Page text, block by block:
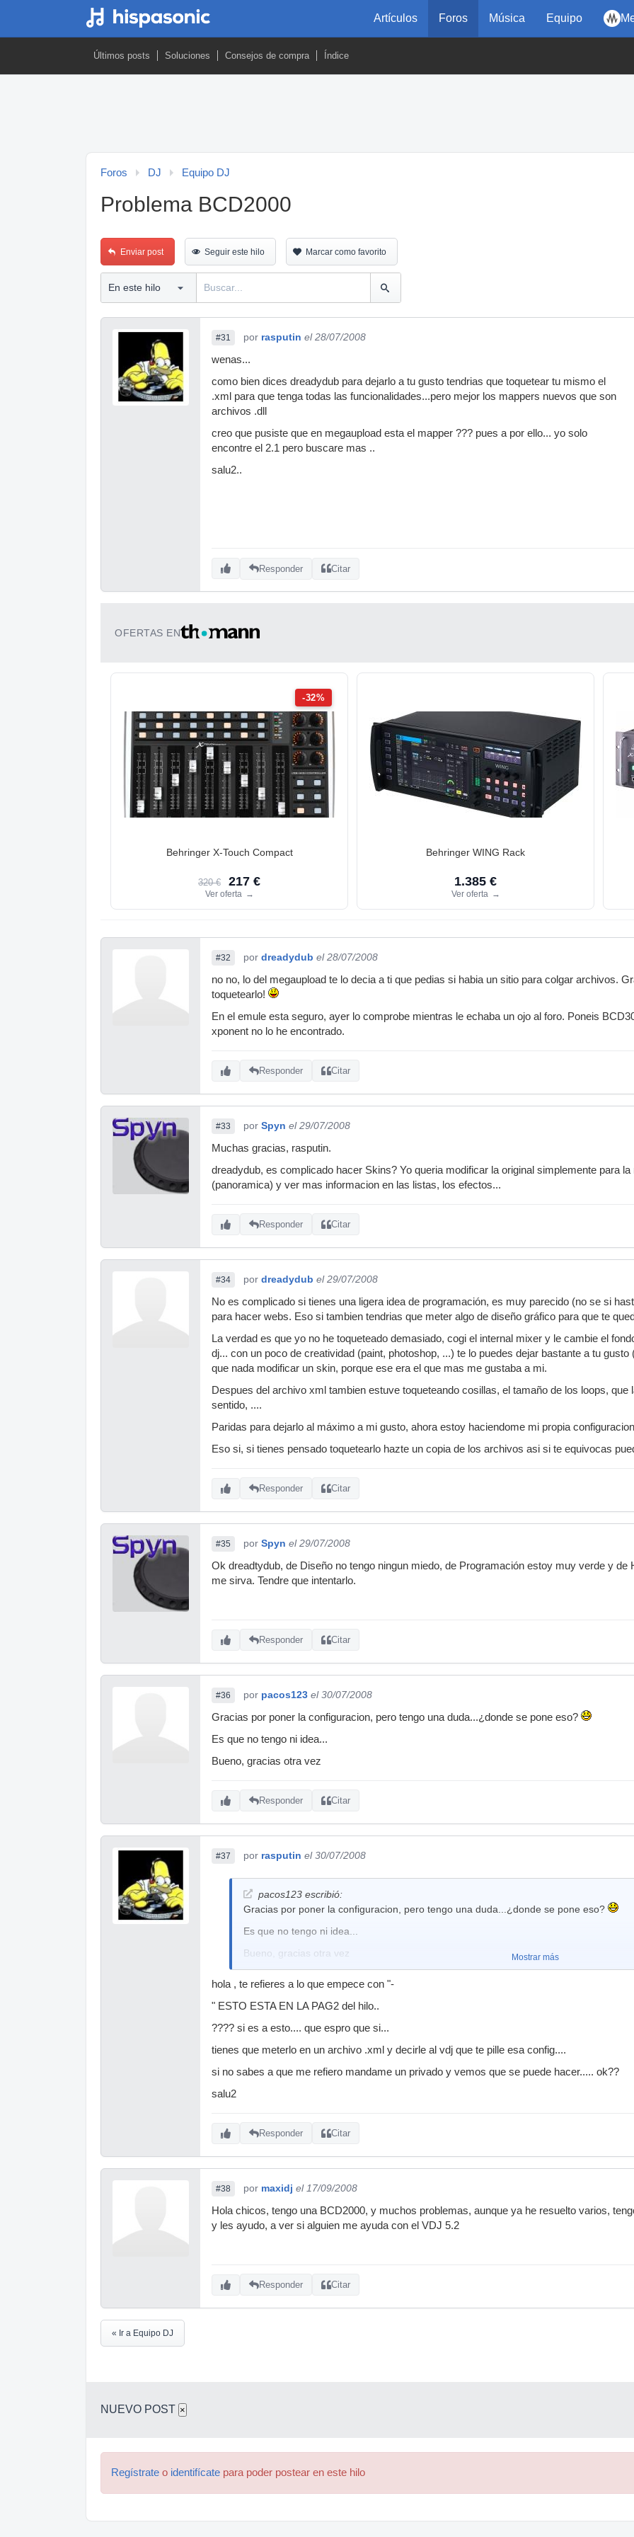
Artículos Foros Música Equipo
Últimos posts Soluciones Consejos de compra Índice
Foros DJ Equipo DJ
Problema BCD2000
Enviar post Seguir este hilo Marcar como favorito
#31 por rasputin el 28/07/2008
wenas...
como bien dices dreadydub para dejarlo a tu gusto tendrias que toquetear tu mismo el
.xml para que tenga todas las funcionalidades...pero mejor los mappers nuevos que son
archivos .dll
creo que pusiste que en megaupload esta el mapper ??? pues a por ello... yo solo
encontre el 2.1 pero buscare mas ..
salu2..
Responder Citar
OFERTAS EN
-32%
Behringer X-Touch Compact
320 € 217 €
Ver oferta →
Behringer WING Rack
1.385 €
Ver oferta →
#32 por dreadydub el 28/07/2008
no no, lo del megaupload te lo decia a ti que pedias si habia un sitio para colgar archivos.
toquetearlo!
En el emule esta seguro, ayer lo comprobe mientras le echaba un ojo al foro. Poneis
xponent no lo he encontrado.
Responder Citar
#33 por Spyn el 29/07/2008
Muchas gracias, rasputin.
dreadydub, es complicado hacer Skins? Yo queria modificar la original simplemente para
(panoramica) y ver mas informacion en las listas, los efectos...
Responder Citar
#34 por dreadydub el 29/07/2008
No es complicado si tienes una ligera idea de programación, es muy parecido (no se si
para hacer webs. Eso si tambien tendrias que meter algo de diseño gráfico para que te
La verdad es que yo no he toqueteado demasiado, cogi el internal mixer y le cambie el
dj... con un poco de creatividad (paint, photoshop, ...) te lo puedes dejar bastante a tu
que nada modificar un skin, porque ese era el que mas me gustaba a mi.
Despues del archivo xml tambien estuve toqueteando cosillas, el tamaño de los loops,
sentido, ....
Paridas para dejarlo al máximo a mi gusto, ahora estoy haciendome mi propia
Eso si, si tienes pensado toquetearlo hazte un copia de los archivos asi si te equivocas
Responder Citar
#35 por Spyn el 29/07/2008
Ok dreadtydub, de Diseño no tengo ningun miedo, de Programación estoy muy verde y de
me sirva. Tendre que intentarlo.
Responder Citar
#36 por pacos123 el 30/07/2008
Gracias por poner la configuracion, pero tengo una duda...¿donde se pone eso?
Es que no tengo ni idea...
Bueno, gracias otra vez
Responder Citar
#37 por rasputin el 30/07/2008
pacos123 escribió:
Gracias por poner la configuracion, pero tengo una duda...¿donde se pone eso?
Es que no tengo ni idea...
Bueno, gracias otra vez
Mostrar más
hola , te refieres a lo que empece con "-
" ESTO ESTA EN LA PAG2 del hilo..
???? si es a esto.... que espro que si...
tienes que meterlo en un archivo .xml y decirle al vdj que te pille esa config....
si no sabes a que me refiero mandame un privado y vemos que se puede hacer..... ok??
salu2
Responder Citar
#38 por maxidj el 17/09/2008
Hola chicos, tengo una BCD2000, y muchos problemas, aunque ya he resuelto varios,
y les ayudo, a ver si alguien me ayuda con el VDJ 5.2
Responder Citar
« Ir a Equipo DJ
NUEVO POST ×
Regístrate o identifícate para poder postear en este hilo